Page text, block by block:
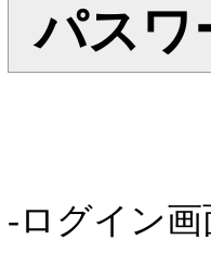
パスワ
-ログイン